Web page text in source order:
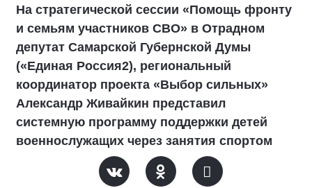
На стратегической сессии «Помощь фронту
и семьям участников СВО» в Отрадном
депутат Самарской Губернской Думы
(«Единая Россия2), региональный
координатор проекта «Выбор сильных»
Александр Живайкин представил
системную программу поддержки детей
военнослужащих через занятия спортом